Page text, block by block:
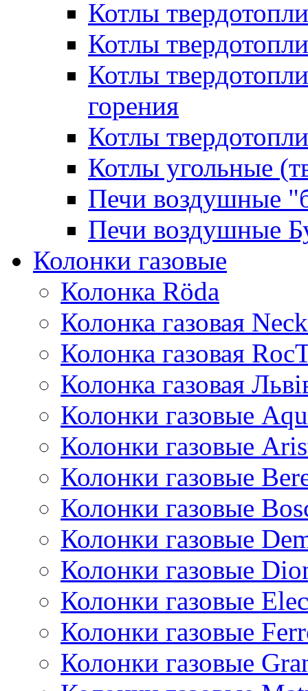
Котлы
Котлы
Котлы
горения
Котлы
Котлы угольные
Печи воздушные
Печи воздушные
Колонки газовые
Колонка Rӧda
Колонка газовая
Колонка газовая
Колонка газовая
Колонки газовые
Колонки газовые
Колонки газовые
Колонки газовые
Колонки газовые
Колонки газовые
Колонки газовые
Колонки газовые
Колонки газовые